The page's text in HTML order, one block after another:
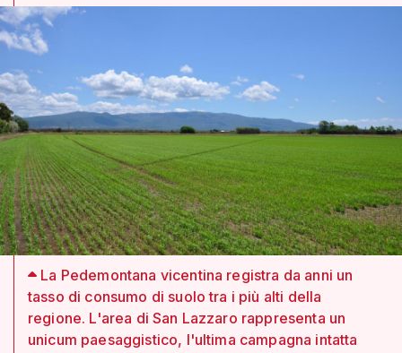
La Pedemontana vicentina registra da anni un
tasso di consumo di suolo tra i più alti della
regione. L'area di San Lazzaro rappresenta un
unicum paesaggistico, l'ultima campagna intatta